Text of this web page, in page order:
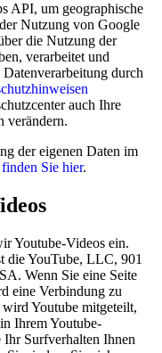
API, um geographische
Nutzung von Google
die Nutzung der
verarbeitet und
durch
auch Ihre
verändern.
der eigenen Daten im
finden Sie hier.
Youtube-Videos ein.
die YouTube, LLC, 901
Wenn Sie eine Seite
eine Verbindung zu
Youtube mitgeteilt,
Ihrem Youtube-
Surfverhalten Ihnen